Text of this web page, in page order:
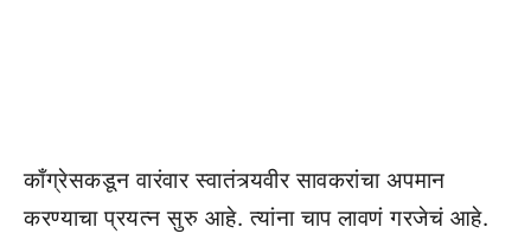
काँग्रेसकडून वारंवार स्वातंत्र्यवीर सावकरांचा अपमान
करण्याचा प्रयत्न सुरु आहे. त्यांना चाप लावणं गरजेचं आहे.